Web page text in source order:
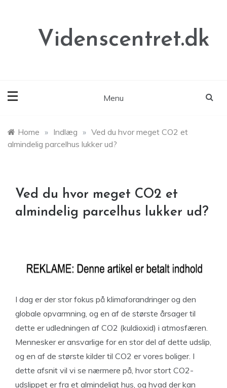
Videnscentret.dk
Menu
Home » Indlæg » Ved du hvor meget CO2 et
almindelig parcelhus lukker ud?
Ved du hvor meget CO2 et
almindelig parcelhus lukker ud?
I dag er der stor fokus på klimaforandringer og den
globale opvarmning, og en af de største årsager til
dette er udledningen af CO2 (kuldioxid) i atmosfæren.
Mennesker er ansvarlige for en stor del af dette udslip,
og en af de største kilder til CO2 er vores boliger. I
dette afsnit vil vi se nærmere på, hvor stort CO2-
udslippet er fra et almindeligt hus, og hvad der kan